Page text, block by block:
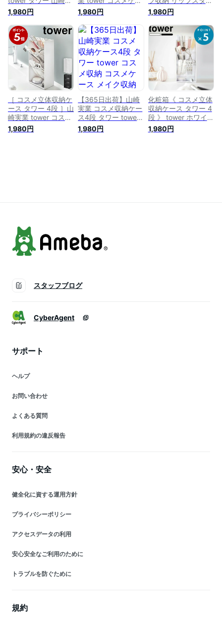
業 正規取扱店メイク
スタンド コスメケー
ス スリム メイク道
具 小物入れ メイク
ボックス コスメ 化
粧品 収納 マニキュ
ア アイシャドウ 香
水 ケース トレイ ド
レッサー ホワイト
ブラック 白 5601
5602 casa
1,980円
ス メイクボックス
メイク収納 コスメボ
ックス マニキュア
化粧品 ネイル収納
小物入れ ジュエリー
ケース 北欧 おしゃ
れ モノトーン
yamazaki ホワイト
ブラック 5601 5602
1,980円
ド リップ メイクブ
ラシ ビューラー 口
紅 ケース メイクス
タンド コスメケース
スリム メイク道具
小物入れ トレイ 洗
面台 ドレッサー 収
納 シンプル ホワイ
ト ブラック 山崎実
業 yamazaki 白
5603 5604 works
1,980円
［ コスメ立体収納ケ
ース タワー 4段 ］山
崎実業 tower コスメ
ケース リップ収納
リップスタンド 口紅
1,980円
【365日出荷】山崎
実業 コスメ収納ケー
ス4段 タワー tower
コスメ収納 コスメケ
ース メイク収納 メ
1,980円
化粧箱《 コスメ立体
収納ケース タワー 4
段 》 tower ホワイト
ブラック モノトーン
メイクブラシ コスメ
1,980円
スタッフブログ
CyberAgent
サポート
ヘルプ
お問い合わせ
よくある質問
利用規約の違反報告
安心・安全
健全化に資する運用方針
プライバシーポリシー
アクセスデータの利用
安心安全なご利用のために
トラブルを防ぐために
規約